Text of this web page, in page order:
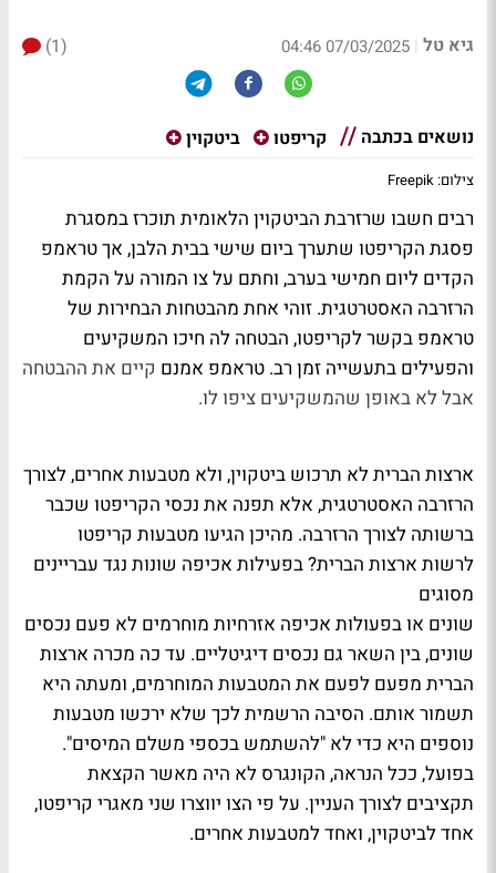
גיא טל |
07/03/2025 04:46
(1)
נושאים בכתבה קריפטו ביטקוין
צילום: Freepik
רבים חשבו שרזרבת הביטקוין הלאומית תוכרז במסגרת
פסגת הקריפטו שתערך ביום שישי בבית הלבן, אך טראמפ
הקדים ליום חמישי בערב, וחתם על צו המורה על הקמת
הרזרבה האסטרטגית. זוהי אחת מהבטחות הבחירות של
טראמפ בקשר לקריפטו, הבטחה לה חיכו המשקיעים
והפעילים בתעשייה זמן רב. טראמפ אמנם קיים את ההבטחה
אבל לא באופן שהמשקיעים ציפו לו.
ארצות הברית לא תרכוש ביטקוין, ולא מטבעות אחרים, לצורך
הרזרבה האסטרטגית, אלא תפנה את נכסי הקריפטו שכבר
ברשותה לצורך הרזרבה. מהיכן הגיעו מטבעות קריפטו
לרשות ארצות הברית? בפעילות אכיפה שונות נגד עבריינים
מסוגים
שונים או בפעולות אכיפה אזרחיות מוחרמים לא פעם נכסים
שונים, בין השאר גם נכסים דיגיטליים. עד כה מכרה ארצות
הברית מפעם לפעם את המטבעות המוחרמים, ומעתה היא
תשמור אותם. הסיבה הרשמית לכך שלא ירכשו מטבעות
נוספים היא כדי לא "להשתמש בכספי משלם המיסים".
בפועל, ככל הנראה, הקונגרס לא היה מאשר הקצאת
תקציבים לצורך העניין. על פי הצו יווצרו שני מאגרי קריפטו,
אחד לביטקוין, ואחד למטבעות אחרים.